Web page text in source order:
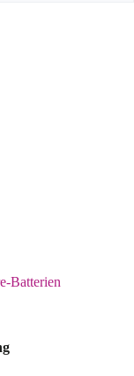
Batterien